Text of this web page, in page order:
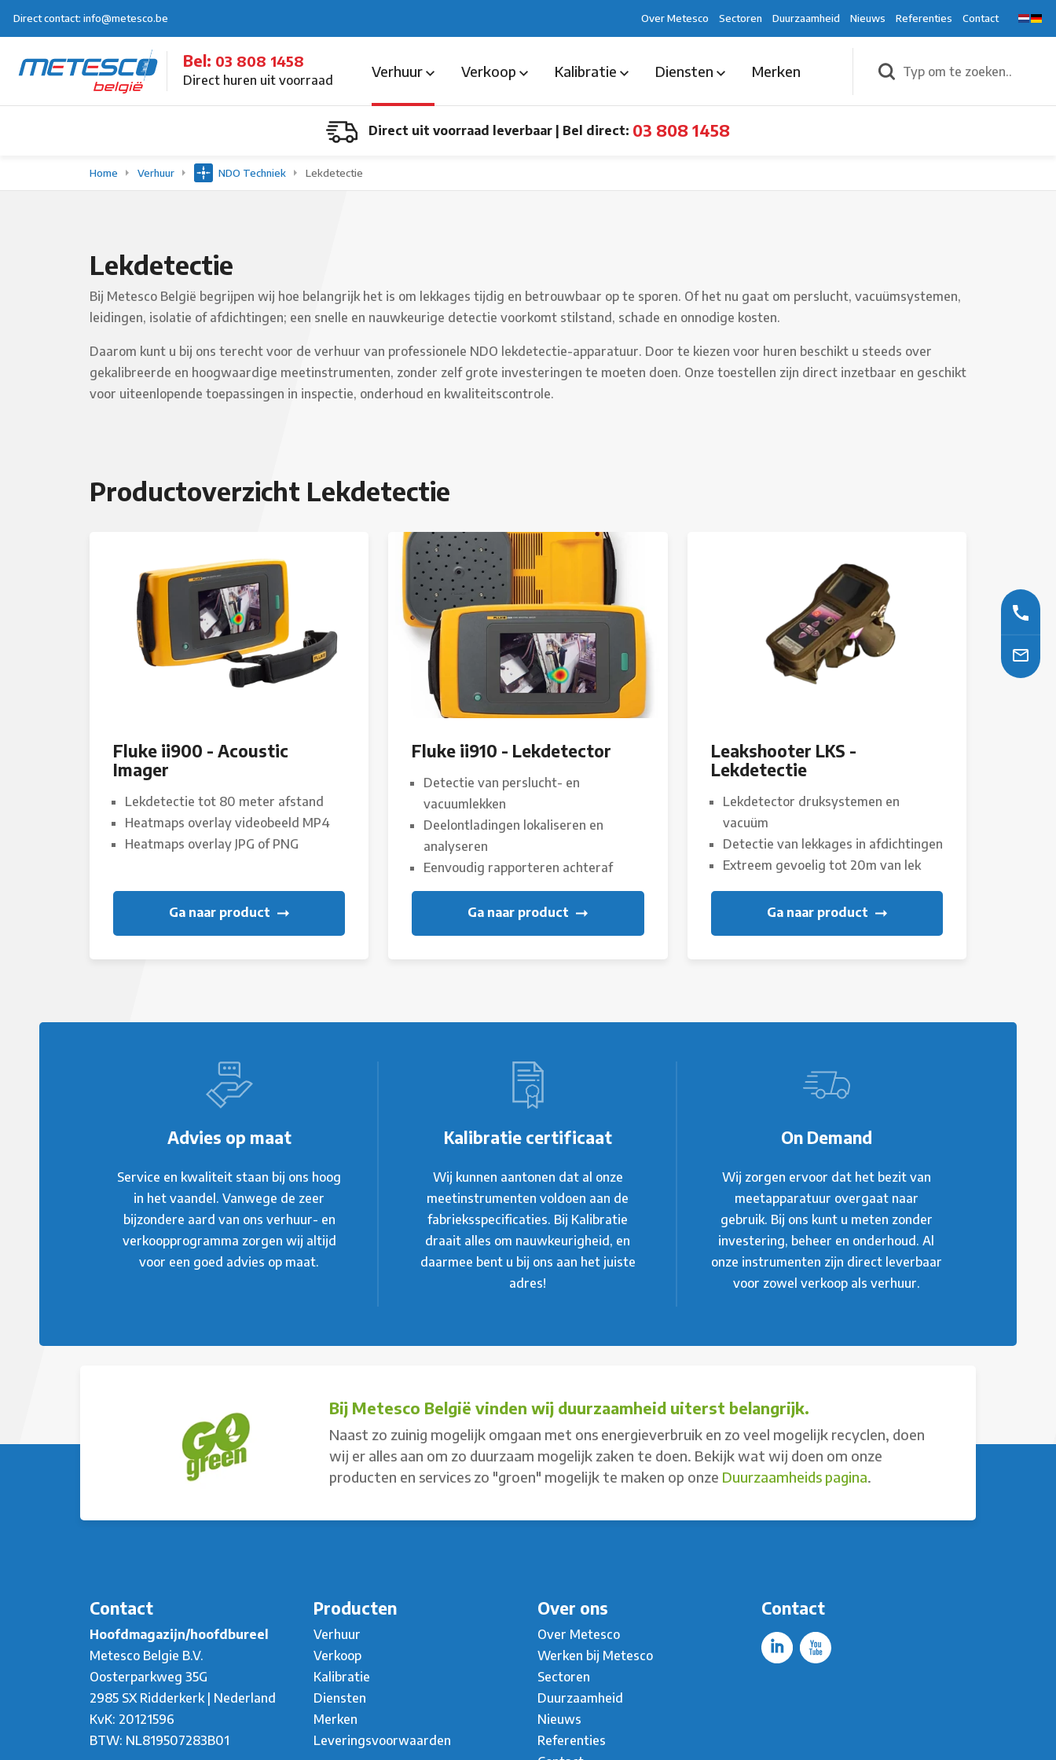
Direct contact: info@metesco.be Over Metesco Sectoren Duurzaamheid Nieuws Referenties Contact
Bel: 03 808 1458
Direct huren uit voorraad Verhuur Verkoop Kalibratie Diensten Merken
Direct uit voorraad leverbaar Bel direct: 03 808 1458
Home Verhuur NDO Techniek Lekdetectie
Lekdetectie
Bij Metesco België begrijpen wij hoe belangrijk het is om lekkages tijdig en betrouwbaar op te sporen. Of het nu gaat om perslucht, vacuümsystemen,
leidingen, isolatie of afdichtingen; een snelle en nauwkeurige detectie voorkomt stilstand, schade en onnodige kosten.
Daarom kunt u bij ons terecht voor de verhuur van professionele NDO lekdetectie-apparatuur. Door te kiezen voor huren beschikt u steeds over
gekalibreerde en hoogwaardige meetinstrumenten, zonder zelf grote investeringen te moeten doen. Onze toestellen zijn direct inzetbaar en geschikt
voor uiteenlopende toepassingen in inspectie, onderhoud en kwaliteitscontrole.
Productoverzicht Lekdetectie
Fluke ii900 - Acoustic
Imager
Lekdetectie tot 80 meter afstand
Heatmaps overlay videobeeld MP4
Heatmaps overlay JPG of PNG
Ga naar product
Fluke ii910 - Lekdetector
Detectie van perslucht- en
vacuumlekken
Deelontladingen lokaliseren en
analyseren
Eenvoudig rapporteren achteraf
Ga naar product
Leakshooter LKS -
Lekdetectie
Lekdetector druksystemen en
vacuüm
Detectie van lekkages in afdichtingen
Extreem gevoelig tot 20m van lek
Ga naar product
Advies op maat
Service en kwaliteit staan bij ons hoog
in het vaandel. Vanwege de zeer
bijzondere aard van ons verhuur- en
verkoopprogramma zorgen wij altijd
voor een goed advies op maat.
Kalibratie certificaat
Wij kunnen aantonen dat al onze
meetinstrumenten voldoen aan de
fabrieksspecificaties. Bij Kalibratie
draait alles om nauwkeurigheid, en
daarmee bent u bij ons aan het juiste
adres!
On Demand
Wij zorgen ervoor dat het bezit van
meetapparatuur overgaat naar
gebruik. Bij ons kunt u meten zonder
investering, beheer en onderhoud. Al
onze instrumenten zijn direct leverbaar
voor zowel verkoop als verhuur.
Bij Metesco België vinden wij duurzaamheid uiterst belangrijk.
Naast zo zuinig mogelijk omgaan met ons energieverbruik en zo veel mogelijk recyclen, doen
wij er alles aan om zo duurzaam mogelijk zaken te doen. Bekijk wat wij doen om onze
producten en services zo "groen" mogelijk te maken op onze Duurzaamheids pagina
Contact
Hoofdmagazijn/hoofdbureel
Metesco Belgie B.V.
Oosterparkweg 35G
2985 SX Ridderkerk | Nederland
KvK: 20121596
BTW: NL819507283B01
Producten
Verhuur
Verkoop
Kalibratie
Diensten
Merken
Leveringsvoorwaarden
Over ons
Over Metesco
Werken bij Metesco
Sectoren
Duurzaamheid
Nieuws
Referenties
Contact